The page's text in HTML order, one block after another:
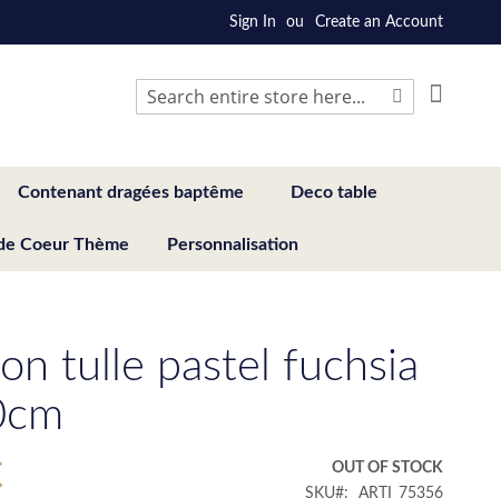
Sign In Create an Account
Search
Contenant dragées baptême Deco table
Coeur Thème Personnalisation
tulle pastel fuchsia
OUT OF STOCK
SKU
ARTI_75356